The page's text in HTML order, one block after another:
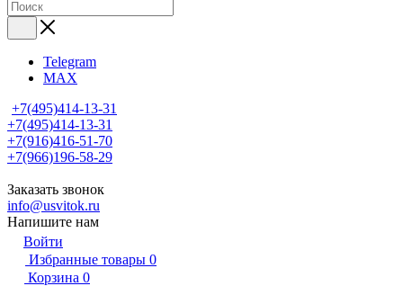
Telegram
MAX
+7(495)414-13-31
+7(495)414-13-31
+7(916)416-51-70
+7(966)196-58-29
Заказать звонок
info@usvitok.ru
Напишите нам
Войти
Избранные товары 0
Корзина 0